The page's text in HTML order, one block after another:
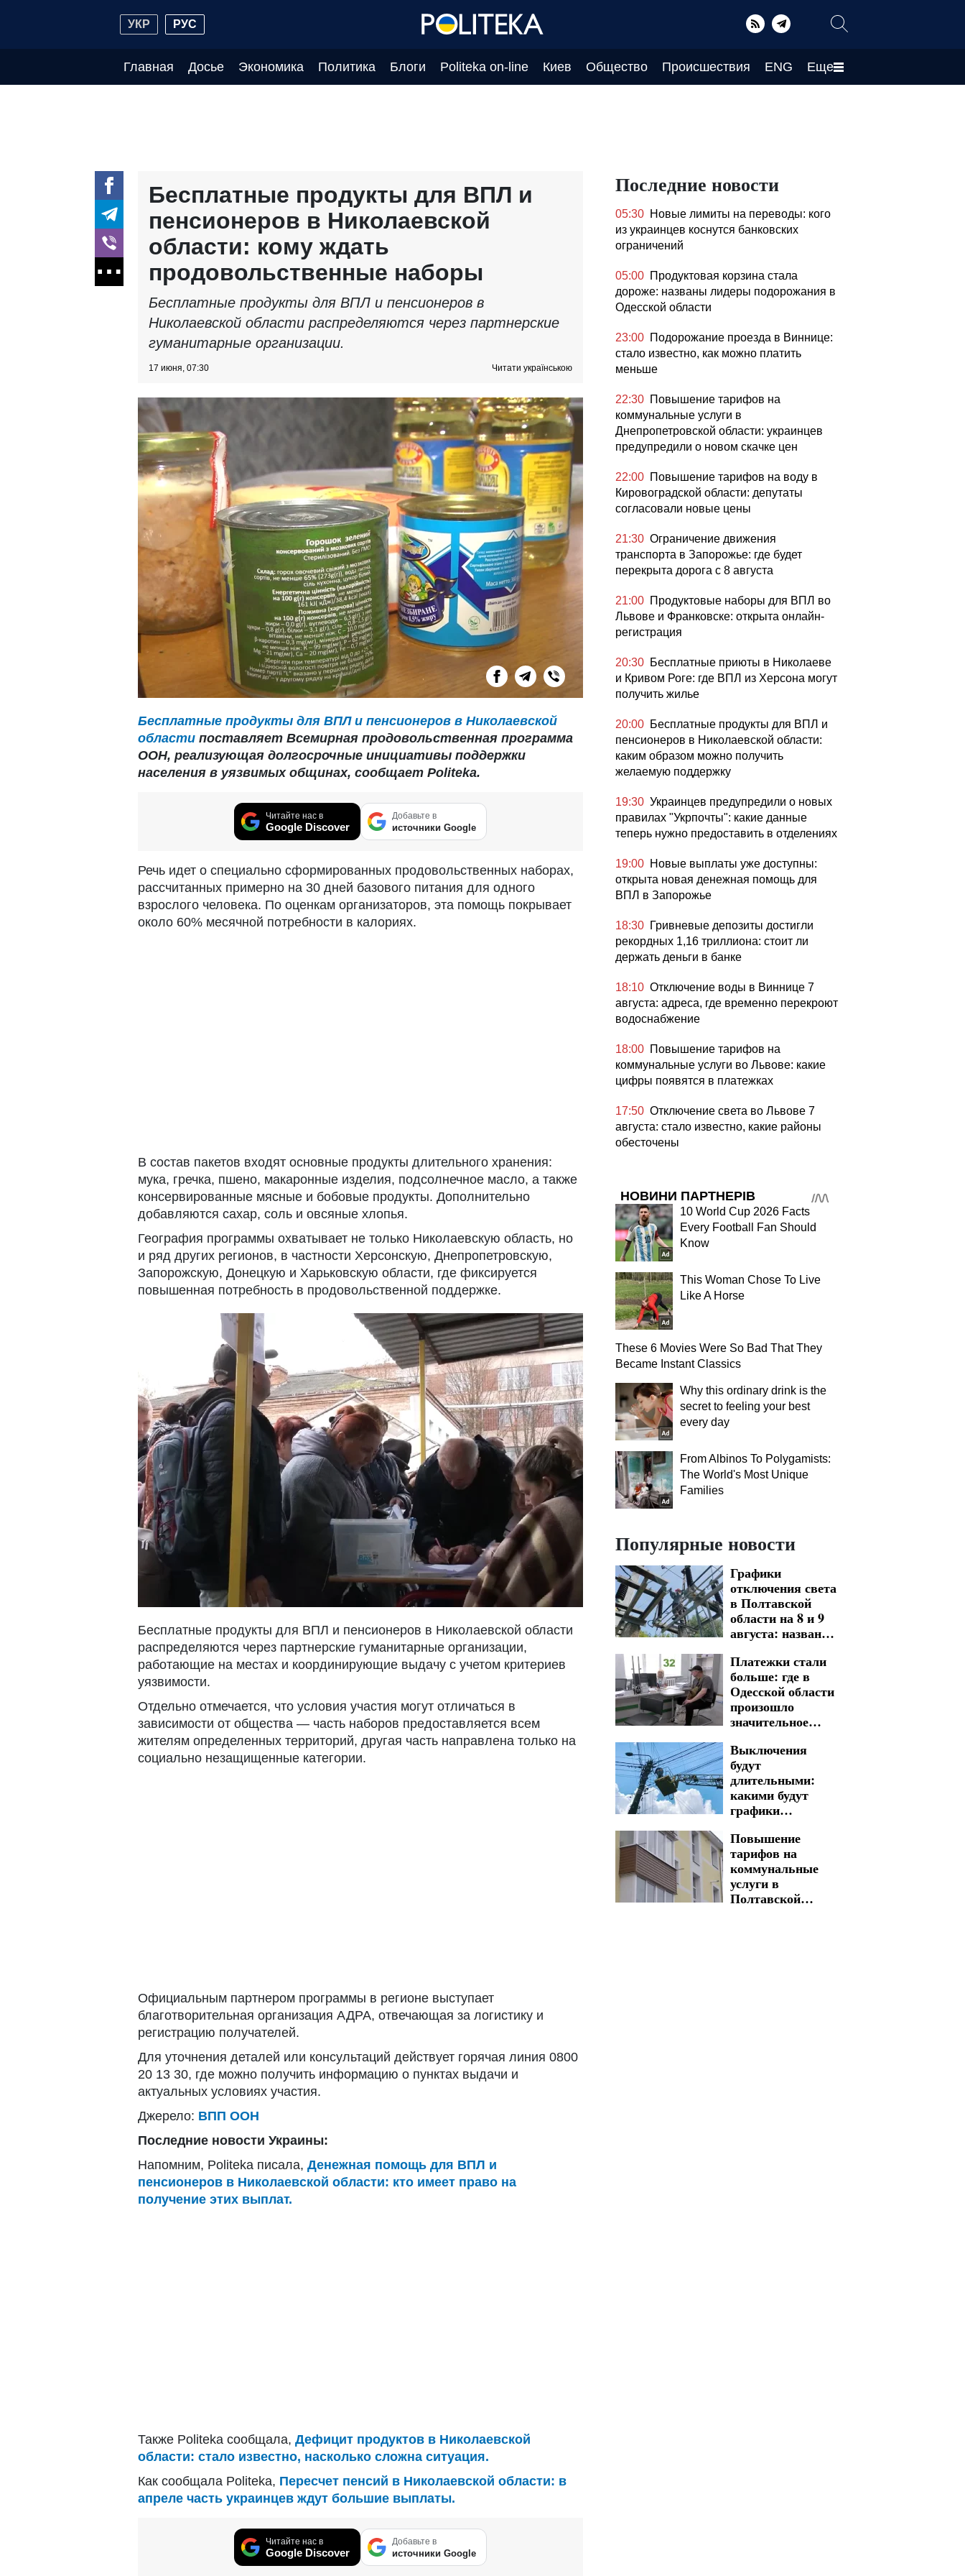
УКР РУС
Главная Досье Экономика Политика Блоги Politeka on-line Киев Общество Происшествия ENG Еще
Бесплатные продукты для ВПЛ и
пенсионеров в Николаевской
области: кому ждать
продовольственные наборы
Бесплатные продукты для ВПЛ и пенсионеров в
Николаевской области распределяются через партнерские
гуманитарные организации.
17 июня, 07:30 Читати українською
Бесплатные продукты для ВПЛ и пенсионеров в Николаевской
области поставляет Всемирная продовольственная программа
ООН, реализующая долгосрочные инициативы поддержки
населения в уязвимых общинах, сообщает Politeka.
Читайте нас в
Google Discover
Добавьте в
источники Google
Речь идет о специально сформированных продовольственных наборах,
рассчитанных примерно на 30 дней базового питания для одного
взрослого человека. По оценкам организаторов, эта помощь покрывает
около 60% месячной потребности в калориях.
В состав пакетов входят основные продукты длительного хранения:
мука, гречка, пшено, макаронные изделия, подсолнечное масло, а также
консервированные мясные и бобовые продукты. Дополнительно
добавляются сахар, соль и овсяные хлопья.
География программы охватывает не только Николаевскую область, но
и ряд других регионов, в частности Херсонскую, Днепропетровскую,
Запорожскую, Донецкую и Харьковскую области, где фиксируется
повышенная потребность в продовольственной поддержке.
Бесплатные продукты для ВПЛ и пенсионеров в Николаевской области
распределяются через партнерские гуманитарные организации,
работающие на местах и ​​координирующие выдачу с учетом критериев
уязвимости.
Отдельно отмечается, что условия участия могут отличаться в
зависимости от общества — часть наборов предоставляется всем
жителям определенных территорий, другая часть направлена ​​только на
социально незащищенные категории.
Официальным партнером программы в регионе выступает
благотворительная организация АДРА, отвечающая за логистику и
регистрацию получателей.
Для уточнения деталей или консультаций действует горячая линия 0800
20 13 30, где можно получить информацию о пунктах выдачи и
актуальных условиях участия.
Джерело: ВПП ООН
Последние новости Украины:
Напомним, Politeka писала, Денежная помощь для ВПЛ и
пенсионеров в Николаевской области: кто имеет право на
получение этих выплат.
Также Politeka сообщала, Дефицит продуктов в Николаевской
области: стало известно, насколько сложна ситуация.
Как сообщала Politeka, Пересчет пенсий в Николаевской области: в
апреле часть украинцев ждут большие выплаты.
Читайте нас в
Google Discover
Добавьте в
источники Google
Последние новости
05:30 Новые лимиты на переводы: кого
из украинцев коснутся банковских
ограничений
05:00 Продуктовая корзина стала
дороже: названы лидеры подорожания в
Одесской области
23:00 Подорожание проезда в Виннице:
стало известно, как можно платить
меньше
22:30 Повышение тарифов на
коммунальные услуги в
Днепропетровской области: украинцев
предупредили о новом скачке цен
22:00 Повышение тарифов на воду в
Кировоградской области: депутаты
согласовали новые цены
21:30 Ограничение движения
транспорта в Запорожье: где будет
перекрыта дорога с 8 августа
21:00 Продуктовые наборы для ВПЛ во
Львове и Франковске: открыта онлайн-
регистрация
20:30 Бесплатные приюты в Николаеве
и Кривом Роге: где ВПЛ из Херсона могут
получить жилье
20:00 Бесплатные продукты для ВПЛ и
пенсионеров в Николаевской области:
каким образом можно получить
желаемую поддержку
19:30 Украинцев предупредили о новых
правилах "Укрпочты": какие данные
теперь нужно предоставить в отделениях
19:00 Новые выплаты уже доступны:
открыта новая денежная помощь для
ВПЛ в Запорожье
18:30 Гривневые депозиты достигли
рекордных 1,16 триллиона: стоит ли
держать деньги в банке
18:10 Отключение воды в Виннице 7
августа: адреса, где временно перекроют
водоснабжение
18:00 Повышение тарифов на
коммунальные услуги во Львове: какие
цифры появятся в платежках
17:50 Отключение света во Львове 7
августа: стало известно, какие районы
обесточены
НОВИНИ ПАРТНЕРІВ
10 World Cup 2026 Facts
Every Football Fan Should
Know
This Woman Chose To Live
Like A Horse
These 6 Movies Were So Bad That They
Became Instant Classics
Why this ordinary drink is the
secret to feeling your best
every day
From Albinos To Polygamists:
The World's Most Unique
Families
Популярные новости
Графики
отключения света
в Полтавской
области на 8 и 9
августа: названы
длительных
обесточений
Платежки стали
больше: где в
Одесской области
произошло
значительное
тарифов на
коммунальные
услуги
Выключения
будут
длительными:
какими будут
графики
в Запорожье на 7
августа
Повышение
тарифов на
коммунальные
услуги в
Полтавской